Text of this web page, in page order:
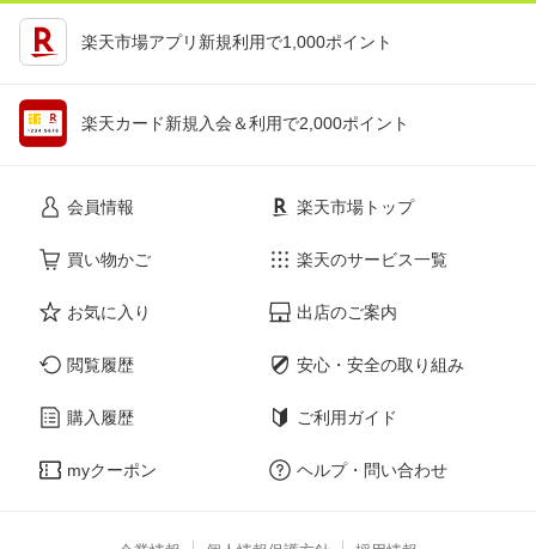
楽天市場アプリ新規利用で1,000ポイント
楽天カード新規入会＆利用で2,000ポイント
会員情報
買い物かご
お気に入り
閲覧履歴
購入履歴
myクーポン
楽天市場トップ
楽天のサービス一覧
出店のご案内
安心・安全の取り組み
ご利用ガイド
ヘルプ・問い合わせ